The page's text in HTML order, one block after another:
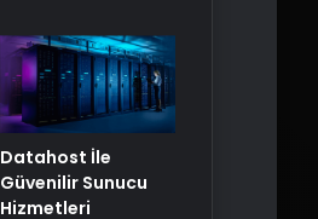
Datahost İle
Güvenilir Sunucu
Hizmetleri